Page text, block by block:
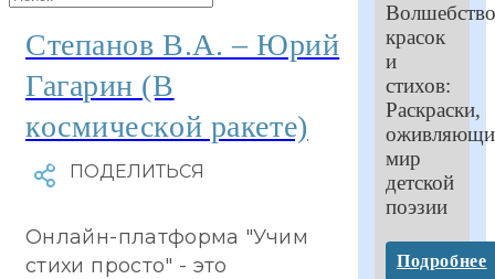
Степанов В.А. – Юрий
Гагарин (В
космической ракете)
Онлайн-платформа "Учим
стихи просто" - это
Волшебство
красок
и
стихов:
Раскраски,
мир
детской
поэзии
Подробнее